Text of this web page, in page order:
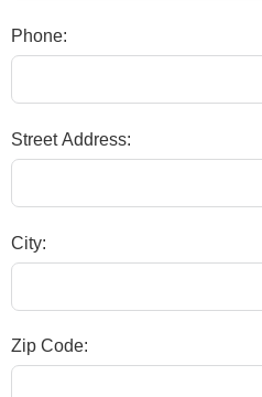
Phone:
Street Address:
City:
Zip Code: